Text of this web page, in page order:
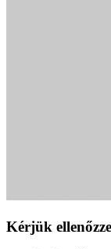
Kérjük